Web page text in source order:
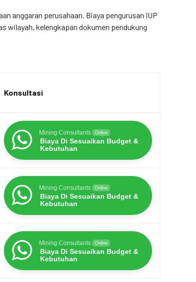
anggaran perusahaan. Biaya pengurusan IUP
wilayah, kelengkapan dokumen pendukung
Konsultasi
Mining Consultants Online
Biaya Di Sesuaikan Budget &
Kebutuhan
Mining Consultants Online
Biaya Di Sesuaikan Budget &
Kebutuhan
Mining Consultants Online
Biaya Di Sesuaikan Budget &
Kebutuhan